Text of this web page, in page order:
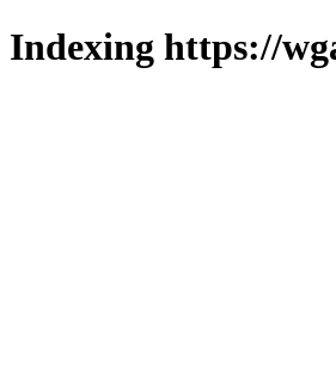
Indexing https://